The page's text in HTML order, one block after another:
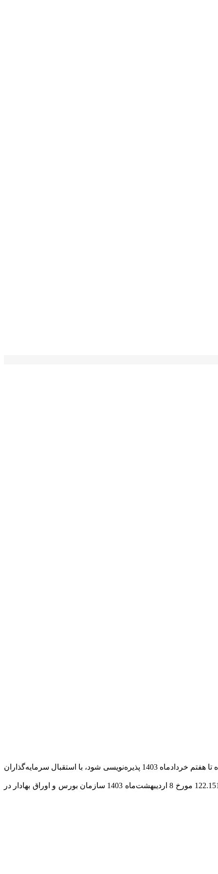
واحدهای صندوق سرمایه‌گذاری در سهام تامین سرمایه کیمیا با نام سهام‌نگر کیمیا و نماد آبنوس که قرار بود از روز یک‌شنبه 30 اردیبهشت‌ماه تا هفتم خردادماه 1403 پذیره‌نویسی شود، با استقبال سرمایه‌گذاران
به گزارش روابط عمومی تامین سرمایه کیمیا، پذیره‌نویسی صندوق سرمایه‌گذاری سهام‌نگر کیمیا با نماد آبنوس براساس مجوز شماره 122.151663 مورخ 8 اردیبهشت‌ماه 1403 سازمان بورس و اوراق بهادار در